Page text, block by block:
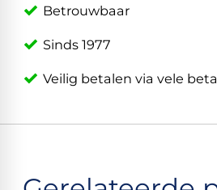
Betrouwbaar
Sinds 1977
Veilig betalen via vele